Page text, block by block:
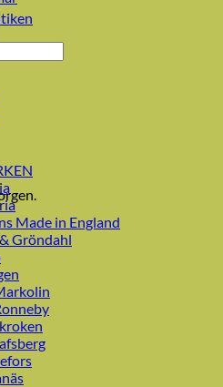
Made in England
Gröndahl